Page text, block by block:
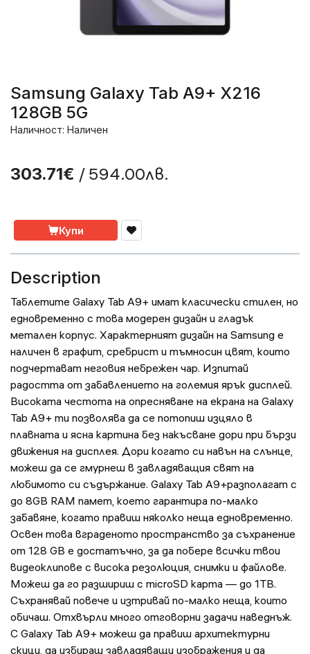
Samsung Galaxy Tab A9+ X216
128GB 5G
Наличност: Наличен
303.71€ / 594.00лв.
Купи
Description
Таблетите Galaxy Tab A9+ имат класически стилен, но
едновременно с това модерен дизайн и гладък
метален корпус. Характерният дизайн на Samsung е
наличен в графит, сребрист и тъмносин цвят, които
подчертават неговия небрежен чар. Изпитай
радостта от забавлението на големия ярък дисплей.
Високата честота на опресняване на екрана на Galaxy
Tab A9+ ти позволява да се потопиш изцяло в
плавната и ясна картина без накъсване дори при бързи
движения на дисплея. Дори когато си навън на слънце,
можеш да се гмурнеш в завладяващия свят на
любимото си съдържание. Galaxy Tab A9+разполагат с
до 8GB RAM памет, което гарантира по-малко
забавяне, когато правиш няколко неща едновременно.
Освен това вграденото пространство за съхранение
от 128 GB е достатъчно, за да побере всички твои
видеоклипове с висока резолюция, снимки и файлове.
Можеш да го разшириш с microSD карта — до 1TB.
Съхранявай повече и изтривай по-малко неща, които
обичаш. Отхвърли много отговорни задачи наведнъж.
С Galaxy Tab A9+ можеш да правиш архитектурни
скици, да избираш завладяващи изображения и да